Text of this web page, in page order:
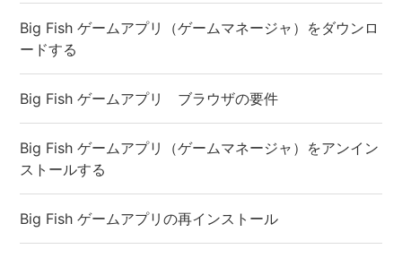
Big Fish ゲームアプリ（ゲームマネージャ）をダウンロ
ードする
Big Fish ゲームアプリ ブラウザの要件
Big Fish ゲームアプリ（ゲームマネージャ）をアンイン
ストールする
Big Fish ゲームアプリの再インストール